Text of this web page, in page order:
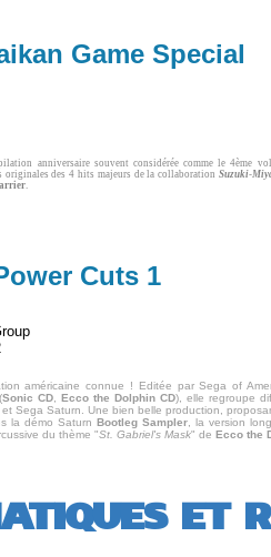
Game Special
anniversaire souvent considérée comme le 4ème
originales des 4 hits majeurs de la collaborationSuzuki-
.
Cuts 1
américaine connue ! Editée par Sega of
(Sonic CD, Ecco the Dolphin CD), elle regroupe
Sega Saturn. Une bien belle production,
la démo Saturn Bootleg Sampler, la version
du thème "St. Gabriel's Mask" de Ecco the
ET